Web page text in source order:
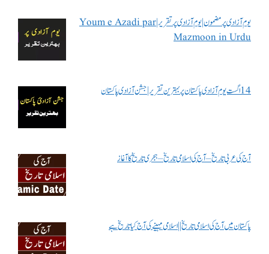
یوم آزادی پر مضمون | یوم آزادی پر تقریر | Youm e Azadi par
Mazmoon in Urdu
14 اگست یوم آزادی پاکستان پر بہترین تقریر | جشن آزادی پاکستان
آج کی عربی تاریخ – آج کی اسلامی تاریخ – ہجری تاریخ کا آغاز
پاکستان میں آج کی اسلامی تاریخ || اسلامی مہینے کی آج کیا تاریخ ہے